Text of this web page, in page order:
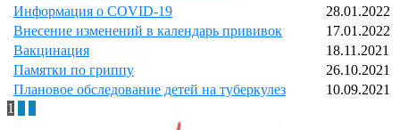
Информация о COVID-19
28.01.2022
Внесение изменений в календарь прививок
17.01.2022
Вакцинация
18.11.2021
Памятки по гриппу
26.10.2021
Плановое обследование детей на туберкулез
10.09.2021
1 2 »